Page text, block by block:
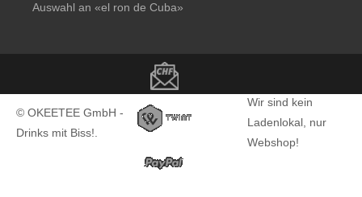
© OKEETEE GmbH -
Drinks mit Biss!.
Wir sind kein
Ladenlokal, nur
Webshop!
Auswahl an «el ron de Cuba»